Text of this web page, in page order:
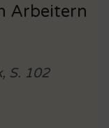
Arbeitern
S. 102